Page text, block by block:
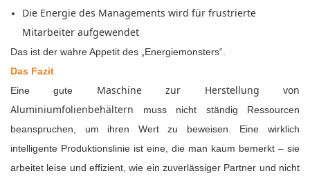
Die Energie des Managements wird für frustrierte
Mitarbeiter aufgewendet
Das ist der wahre Appetit des „Energiemonsters“.
Das Fazit
Eine gute Maschine
zur Herstellung von
Aluminiumfolienbehältern muss nicht ständig Ressourcen
beanspruchen, um ihren Wert zu beweisen. Eine wirklich
intelligente Produktionslinie ist eine, die man kaum bemerkt – sie
arbeitet leise und effizient, wie ein zuverlässiger Partner und nicht